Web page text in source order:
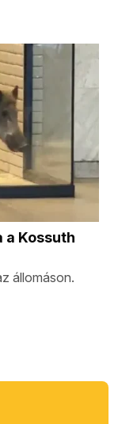
a Kossuth
állomáson.